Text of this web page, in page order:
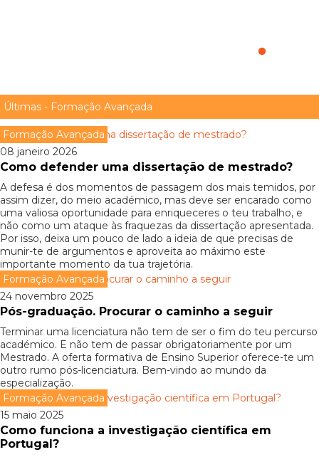
Últimas - Formação Avançada
Formação Avançada
08 janeiro 2026
Como defender uma dissertação de mestrado?
A defesa é dos momentos de passagem dos mais temidos, por
assim dizer, do meio académico, mas deve ser encarado como
uma valiosa oportunidade para enriqueceres o teu trabalho, e
não como um ataque às fraquezas da dissertação apresentada.
Por isso, deixa um pouco de lado a ideia de que precisas de
munir-te de argumentos e aproveita ao máximo este
importante momento da tua trajetória.
Formação Avançada
24 novembro 2025
Pós-graduação. Procurar o caminho a seguir
Terminar uma licenciatura não tem de ser o fim do teu percurso
académico. E não tem de passar obrigatoriamente por um
Mestrado. A oferta formativa de Ensino Superior oferece-te um
outro rumo pós-licenciatura. Bem-vindo ao mundo da
especialização.
Formação Avançada
15 maio 2025
Como funciona a investigação científica em
Portugal?